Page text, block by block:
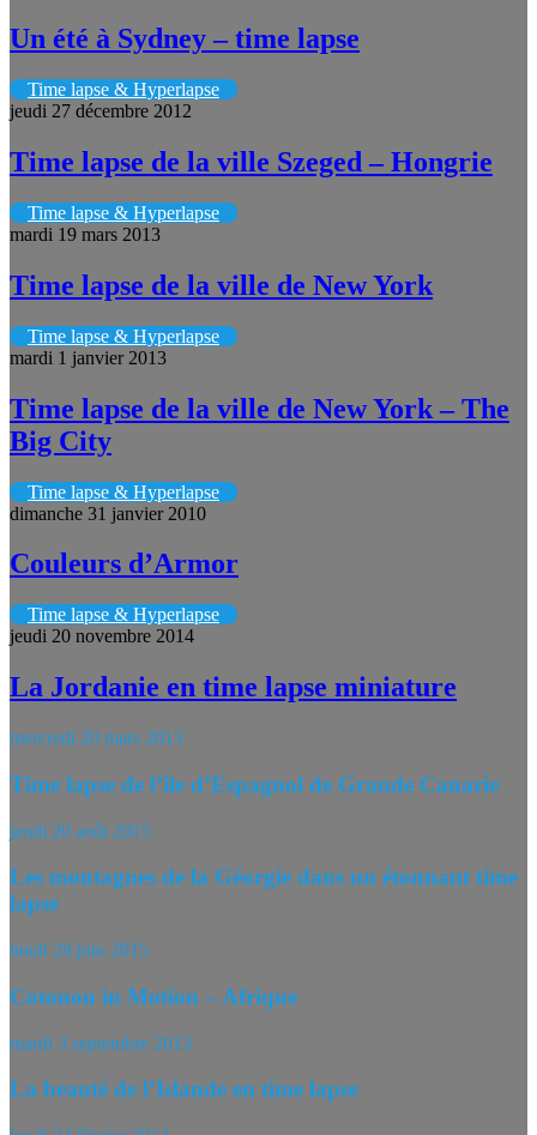
Un été à Sydney – time lapse
Time lapse & Hyperlapse
jeudi 27 décembre 2012
Time lapse de la ville Szeged – Hongrie
Time lapse & Hyperlapse
mardi 19 mars 2013
Time lapse de la ville de New York
Time lapse & Hyperlapse
mardi 1 janvier 2013
Time lapse de la ville de New York – The
Big City
Time lapse & Hyperlapse
dimanche 31 janvier 2010
Couleurs d’Armor
Time lapse & Hyperlapse
jeudi 20 novembre 2014
La Jordanie en time lapse miniature
mercredi 20 mars 2013
Time lapse de l’île d’Espagnol de Grande Canarie
jeudi 20 août 2015
Les montagnes de la Géorgie dans un étonnant time
lapse
lundi 29 juin 2015
Cotonou in Motion – Afrique
mardi 3 septembre 2013
La beauté de l’Islande en time lapse